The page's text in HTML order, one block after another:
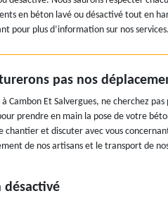
en béton lavé ou désactivé tout en
pour plus d’information sur nos services.
pas nos
Cambon Et Salvergues, ne cherchez
prendre en main la pose de votre
et discuter avec vous
de nos artisans et le transport de
désactivé